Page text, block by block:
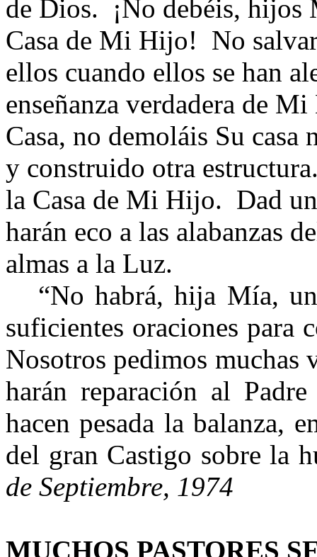
de Dios. ¡No debéis, hijos
Casa de Mi Hijo! No
ellos cuando ellos se han
enseñanza verdadera de
Casa, no demoláis Su
y construido otra
la Casa de Mi Hijo. Dad
harán eco a las alabanzas
almas a la Luz.
“No habrá, hija Mía,
suficientes oraciones para
Nosotros pedimos muchas
harán reparación al
hacen pesada la balanza,
del gran Castigo sobre la
de Septiembre, 1974
MUCHOS PASTORES